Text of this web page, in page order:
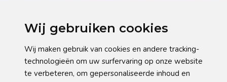
Wij gebruiken cookies
Wij maken gebruik van cookies en andere tracking-
technologieën om uw surfervaring op onze website
te verbeteren, om gepersonaliseerde inhoud en
Privacy verklaring